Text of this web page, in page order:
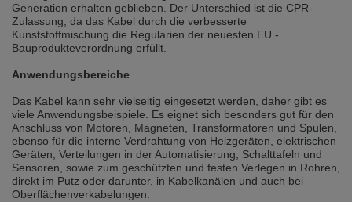
Váš prohlížeč se zdá být v jiném jazyce, než je právě používaný jazyk. Tato
stránka je také k dispozici v němčině. Přejete si přejít na německou verzi?
Wir haben erkannt, dass ihr Browser eine andere Sprache als die derzeit
angezeigte bevorzugt. Diese Webseite ist auch auf Deutsch verfügbar.
Möchten Sie zur Deutschen Version wechseln?
Zur deutschen Version wechseln Auf dieser Version bleiben
Váš prohlížeč se zdá být v jiném jazyce, než je právě používaný jazyk. Tato
stránka je k dispozici také v angličtině. Přejete si přepnout na anglickou
Generation erhalten geblieben. Der Unterschied ist die CPR-
Zulassung, da das Kabel durch die verbesserte
Kunststoffmischung die Regularien der neuesten EU -
Bauprodukteverordnung erfüllt.
Anwendungsbereiche
Das Kabel kann sehr vielseitig eingesetzt werden, daher gibt es
viele Anwendungsbeispiele. Es eignet sich besonders gut für den
Anschluss von Motoren, Magneten, Transformatoren und Spulen,
ebenso für die interne Verdrahtung von Heizgeräten, elektrischen
Geräten, Verteilungen in der Automatisierung, Schalttafeln und
Sensoren, sowie zum geschützten und festen Verlegen in Rohren,
direkt im Putz oder darunter, in Kabelkanälen und auch bei
Oberflächenverkabelungen.